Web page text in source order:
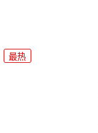
最热